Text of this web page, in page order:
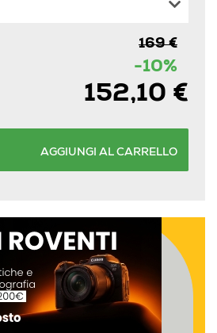
181/71
169 €
-10%
152,10 €
AGGIUNGI AL CARRELLO